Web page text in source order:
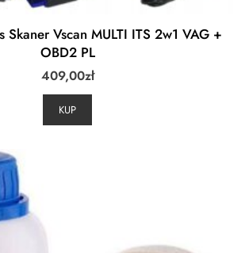
Skaner Vscan MULTI ITS 2w1 VAG +
OBD2 PL
409,00zł
KUP